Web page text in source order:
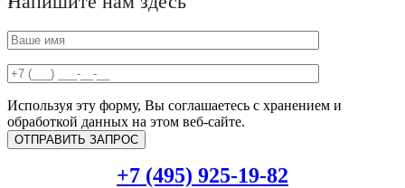
Используя эту форму, Вы соглашаетесь с хранением и
обработкой данных на этом веб-сайте.
+7 (495) 925-19-82